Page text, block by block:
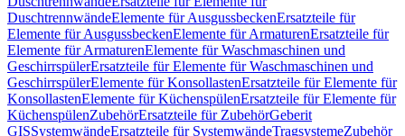
DuschtrennwändeElemente für AusgussbeckenErsatzteile für
Elemente für AusgussbeckenElemente für ArmaturenErsatzteile für
Elemente für ArmaturenElemente für Waschmaschinen und
GeschirrspülerErsatzteile für Elemente für Waschmaschinen und
GeschirrspülerElemente für KonsollastenErsatzteile für Elemente für
KonsollastenElemente für KüchenspülenErsatzteile für Elemente für
KüchenspülenZubehörErsatzteile für ZubehörGeberit
GISSystemwändeErsatzteile für SystemwändeTragsystemeZubehör